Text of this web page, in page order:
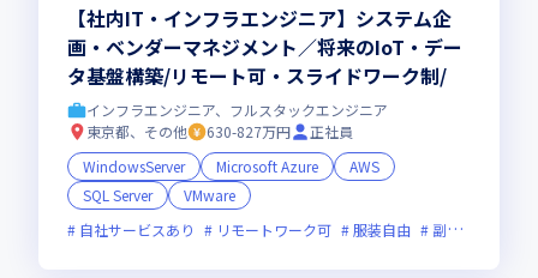
【社内IT・インフラエンジニア】システム企
画・ベンダーマネジメント／将来のIoT・デー
タ基盤構築/リモート可・スライドワーク制/
インフラエンジニア、フルスタックエンジニア
東京都、その他
630-827万円
正社員
WindowsServer
Microsoft Azure
AWS
SQL Server
VMware
自社サービスあり
リモートワーク可 服装自由 副業可